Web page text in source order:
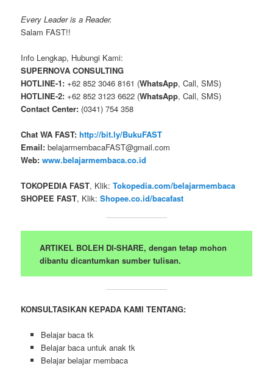
Every Leader is a Reader.
Salam FAST!!
Info Lengkap, Hubungi Kami:
SUPERNOVA CONSULTING
HOTLINE-1: +62 852 3046 8161 (WhatsApp, Call, SMS)
HOTLINE-2: +62 852 3123 6622 (WhatsApp, Call, SMS)
Contact Center: (0341) 754 358
Chat WA FAST: http://bit.ly/BukuFAST
Email: belajarmembacaFAST@gmail.com
Web: www.belajarmembaca.co.id
TOKOPEDIA FAST, Klik:Tokopedia.com/belajarmembaca
SHOPEE FAST, Klik:Shopee.co.id/bacafast
ARTIKEL BOLEH DI-SHARE, dengan tetap mohon
dibantu dicantumkan sumber tulisan.
KONSULTASIKAN KEPADA KAMI TENTANG:
Belajar baca tk
Belajar baca untuk anak tk
Belajar belajar membaca